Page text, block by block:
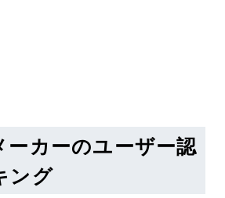
ーカーのユーザー認
ング